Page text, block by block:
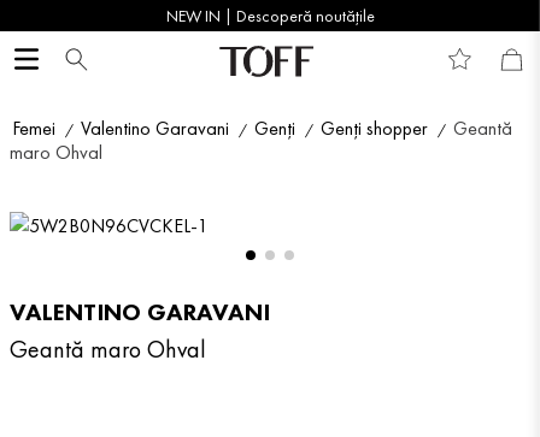
NEW IN | Descoperă noutățile
Femei Valentino Garavani Genți Genți shopper
Geantă
maro Ohval
VALENTINO GARAVANI
Geantă maro Ohval